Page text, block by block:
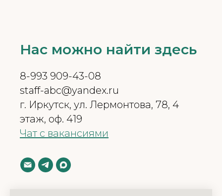
Нас можно найти здесь
8-993 909-43-08
staff-abc@yandex.ru
г. Иркутск, ул. Лермонтова, 78, 4
этаж, оф. 419
Чат с вакансиями